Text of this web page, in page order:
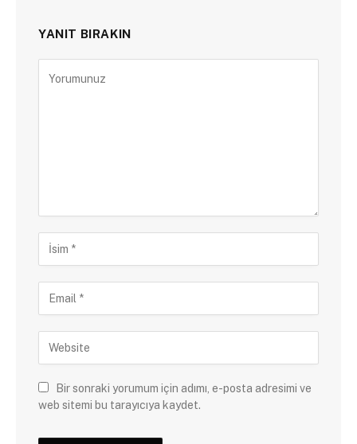
YANIT BIRAKIN
Bir sonraki yorumum için adımı, e-posta adresimi ve
web sitemi bu tarayıcıya kaydet.